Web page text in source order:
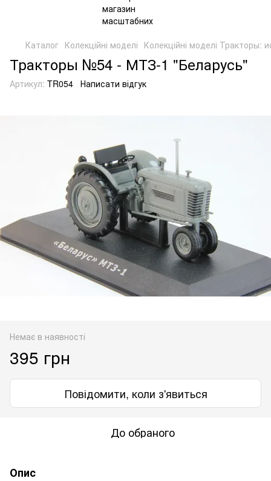
Каталог Колекційні моделі Колекційні моделі
Тракторы №54 - МТЗ-1 "Беларусь"
Артикул: TR054 Написати відгук
Немає в наявності
395 грн
Повідомити, коли з'явиться
До обраного
Опис